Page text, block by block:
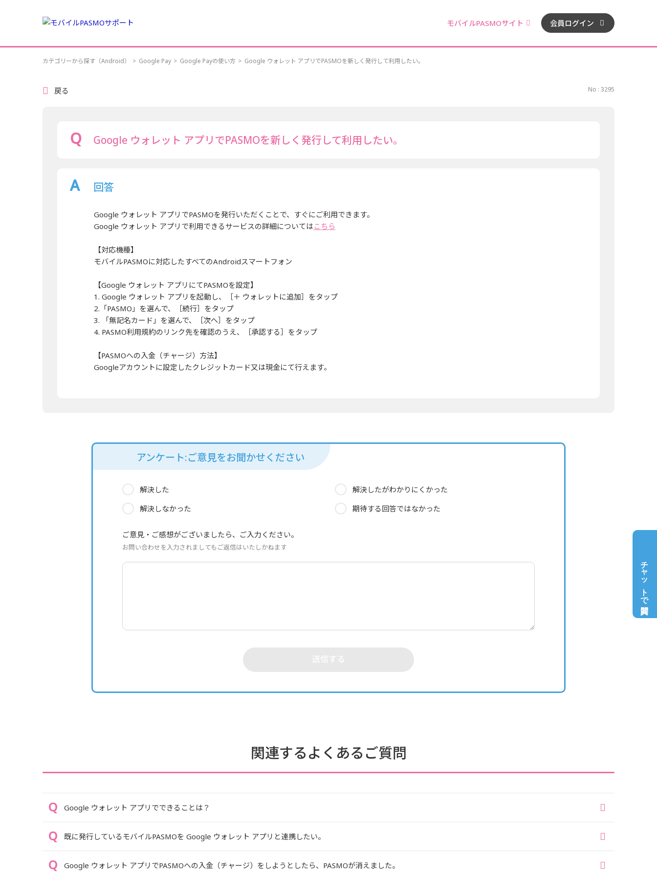
モバイルPASMOサイト 会員ログイン
チャットで質問
カテゴリーから探す（Android） > Google Pay > Google Payの使い方 > Google ウォレット アプリでPASMOを新しく発行して利用したい。
戻る No : 3295
Google ウォレット アプリでPASMOを新しく発行して利用したい。
回答
Google ウォレット アプリでPASMOを発行いただくことで、すぐにご利用できます。
Google ウォレット アプリで利用できるサービスの詳細については こちら
【対応機種】
モバイルPASMOに対応したすべてのAndroidスマートフォン
【Google ウォレット アプリにてPASMOを設定】
1. Google ウォレット アプリを起動し、［＋ ウォレットに追加］をタップ
2.「PASMO」を選んで、［続行］をタップ
3. 「無記名カード」を選んで、［次へ］をタップ
4. PASMO利用規約のリンク先を確認のうえ、［承認する］をタップ
【PASMOへの入金（チャージ）方法】
Googleアカウントに設定したクレジットカード又は現金にて行えます。
アンケート:ご意見をお聞かせください
解決した
解決したがわかりにくかった
解決しなかった
期待する回答ではなかった
ご意見・ご感想がございましたら、ご入力ください。
お問い合わせを入力されましてもご返信はいたしかねます
関連するよくあるご質問
Google ウォレット アプリでできることは？
既に発行しているモバイルPASMOを Google ウォレット アプリと連携したい。
Google ウォレット アプリでPASMOへの入金（チャージ）をしようとしたら、PASMOが消えました。